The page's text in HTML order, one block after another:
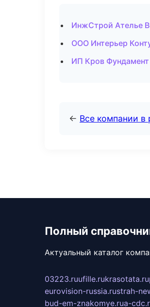
ИнжСтрой Ателье
ООО Интерьер
ИП Кров
← Все компании в
Полный
Актуальный каталог
03223.ruufille.rukrasotata.ru
eurovision-russia.rustrah-
bud-em-znakomye.rua-